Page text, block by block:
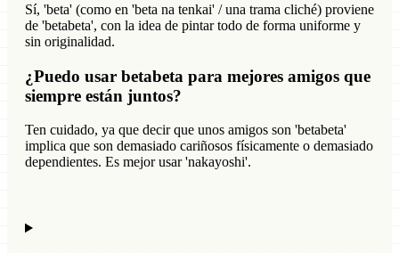
Sí, 'beta' (como en 'beta na tenkai' / una trama cliché) proviene
de 'betabeta', con la idea de pintar todo de forma uniforme y
sin originalidad.
¿Puedo usar betabeta para mejores amigos que
siempre están juntos?
Ten cuidado, ya que decir que unos amigos son 'betabeta'
implica que son demasiado cariñosos físicamente o demasiado
dependientes. Es mejor usar 'nakayoshi'.